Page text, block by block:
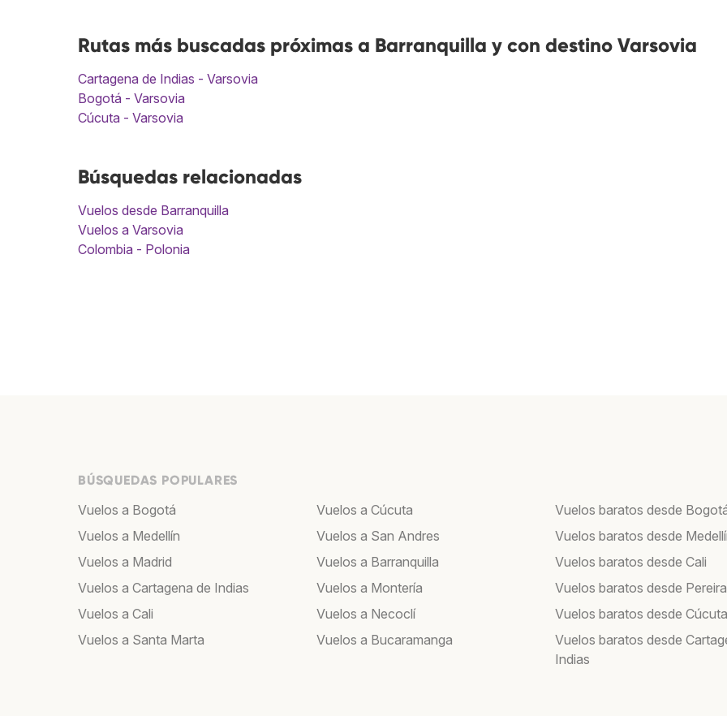
Rutas más buscadas próximas a Barranquilla y con destino Varsovia
Cartagena de Indias - Varsovia
Bogotá - Varsovia
Cúcuta - Varsovia
Búsquedas relacionadas
Vuelos desde Barranquilla
Vuelos a Varsovia
Colombia - Polonia
BÚSQUEDAS POPULARES
Vuelos a Bogotá
Vuelos a Medellín
Vuelos a Madrid
Vuelos a Cartagena de Indias
Vuelos a Cali
Vuelos a Santa Marta
Vuelos a Cúcuta
Vuelos a San Andres
Vuelos a Barranquilla
Vuelos a Montería
Vuelos a Necoclí
Vuelos a Bucaramanga
Vuelos baratos desde
Vuelos baratos desde
Vuelos baratos desde Cali
Vuelos baratos desde Pereira
Vuelos baratos desde Cúcuta
Vuelos baratos desde
Indias